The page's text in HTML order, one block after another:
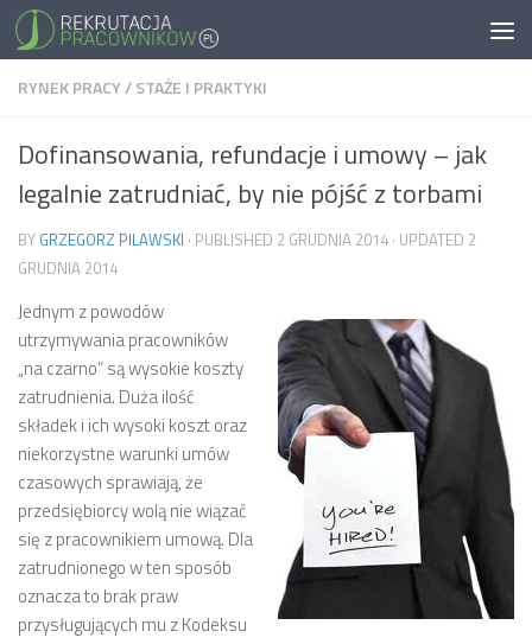
RYNEK PRACY/STAŻE I PRAKTYKI
Dofinansowania, refundacje i umowy – jak
legalnie zatrudniać, by nie pójść z torbami
BY GRZEGORZ PILAWSKI · PUBLISHED 2 GRUDNIA 2014 · UPDATED 2
GRUDNIA 2014
Jednym z powodów
utrzymywania pracowników
„na czarno” są wysokie koszty
zatrudnienia. Duża ilość
składek i ich wysoki koszt oraz
niekorzystne warunki umów
czasowych sprawiają, że
przedsiębiorcy wolą nie wiązać
się z pracownikiem umową. Dla
zatrudnionego w ten sposób
oznacza to brak praw
przysługujących mu z Kodeksu